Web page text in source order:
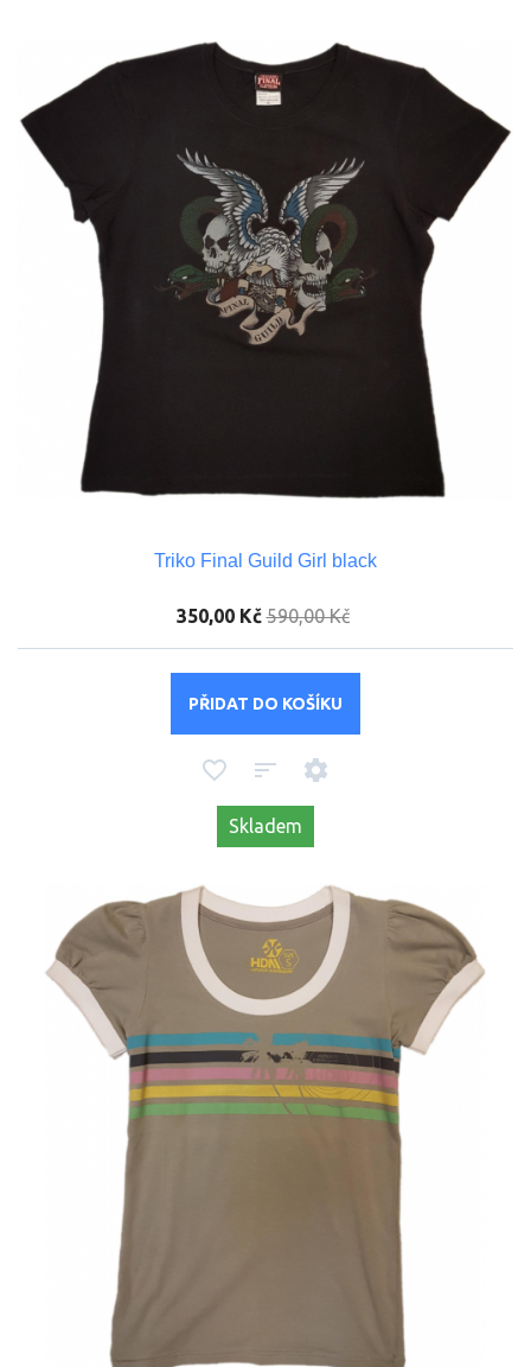
Triko Final Guild Girl black
350,00 Kč 590,00 Kč
PŘIDAT DO KOŠÍKU
Skladem